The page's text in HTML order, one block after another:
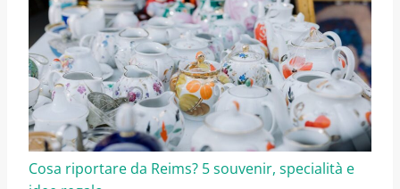
Cosa riportare da Reims? 5 souvenir, specialità e